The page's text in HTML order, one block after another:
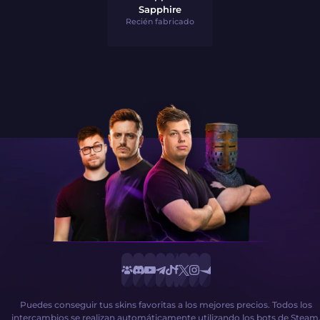
Sapphire
Recién fabricado
Puedes conseguir tus skins favoritas a los mejores precios. Todos los
intercambios se realizan automáticamente utilizando los bots de Steam.